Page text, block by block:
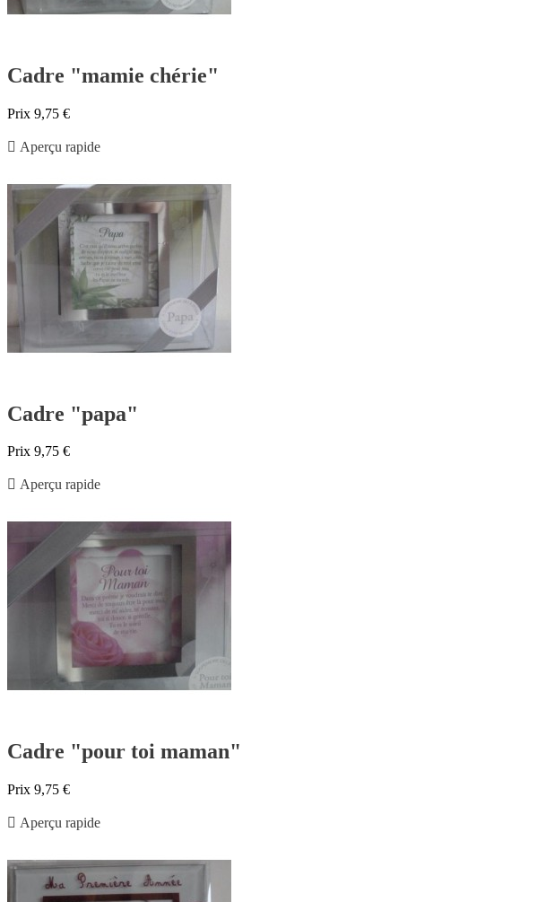
Cadre "mamie chérie"
Prix 9,75 €
 Aperçu rapide
Cadre "papa"
Prix 9,75 €
 Aperçu rapide
Cadre "pour toi maman"
Prix 9,75 €
 Aperçu rapide